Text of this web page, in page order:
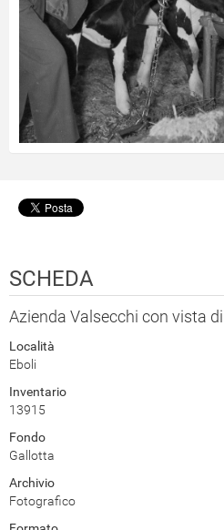
SCHEDA
Azienda Valsecchi con vista
Località
Eboli
Inventario
13915
Fondo
Gallotta
Archivio
Fotografico